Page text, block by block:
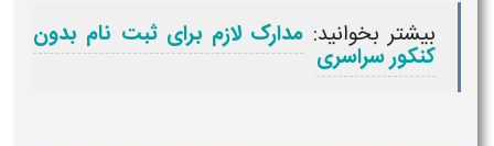
بیشتر بخوانید: مدارک لازم برای ثبت نام بدون
کنکور سراسری